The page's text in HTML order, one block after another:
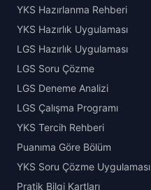
YKS Hazırlanma Rehberi
YKS Hazırlık Uygulaması
LGS Hazırlık Uygulaması
LGS Soru Çözme
LGS Deneme Analizi
LGS Çalışma Programı
YKS Tercih Rehberi
Puanıma Göre Bölüm
YKS Soru Çözme Uygulaması
Pratik Bilgi Kartları